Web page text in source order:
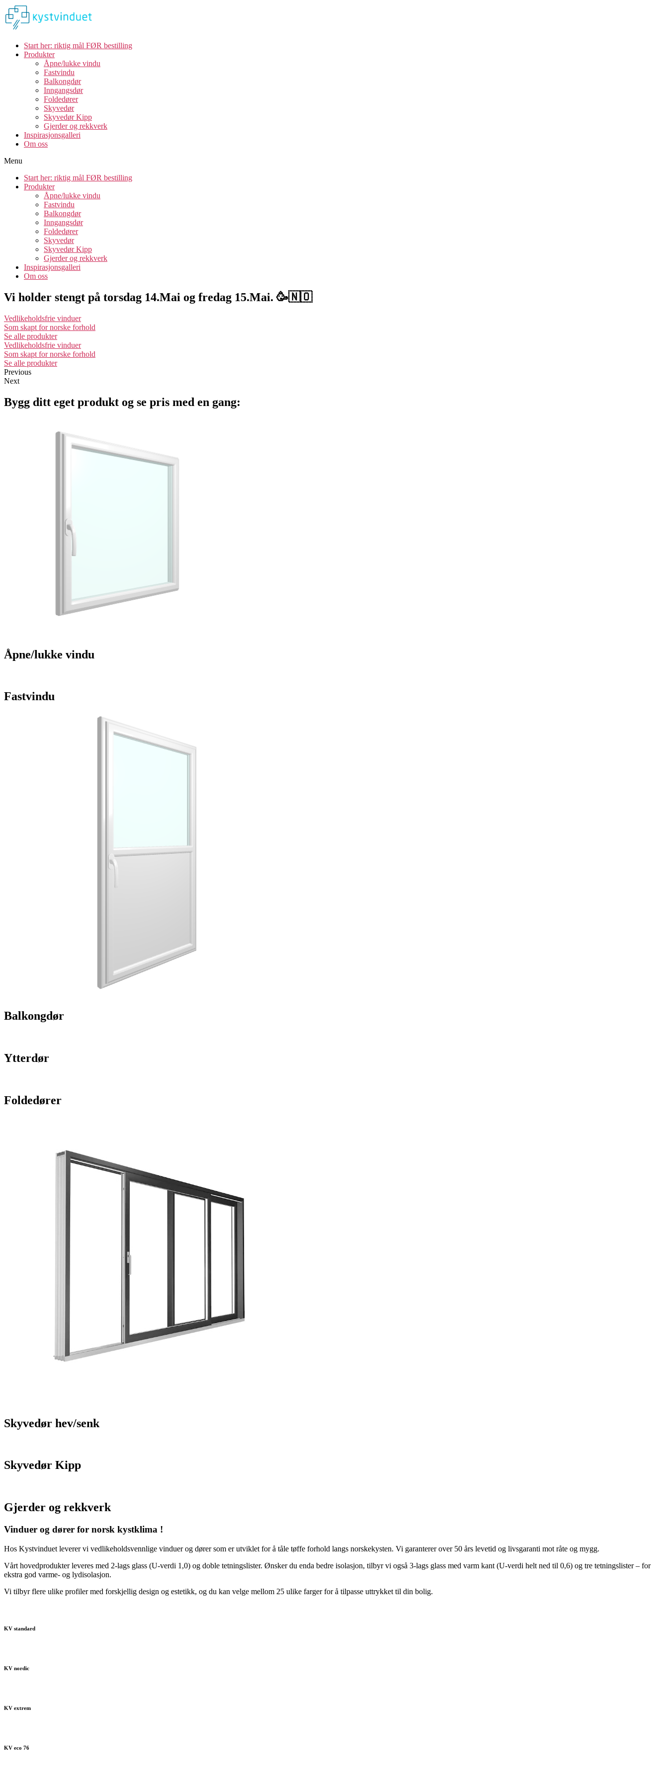
Start her: riktig mål FØR bestilling
Produkter
Åpne/lukke vindu
Fastvindu
Balkongdør
Inngangsdør
Foldedører
Skyvedør
Skyvedør Kipp
Gjerder og rekkverk
Inspirasjonsgalleri
Om oss
Menu
Start her: riktig mål FØR bestilling
Produkter
Åpne/lukke vindu
Fastvindu
Balkongdør
Inngangsdør
Foldedører
Skyvedør
Skyvedør Kipp
Gjerder og rekkverk
Inspirasjonsgalleri
Om oss
Vi holder stengt på torsdag 14.Mai og fredag 15.Mai. 🥳🇳🇴
Vedlikeholdsfrie vinduer
Som skapt for norske forhold
Se alle produkter
Vedlikeholdsfrie vinduer
Som skapt for norske forhold
Se alle produkter
Previous
Next
Bygg ditt eget produkt og se pris med en gang:
Åpne/lukke vindu
Fastvindu
Balkongdør
Ytterdør
Foldedører
Skyvedør hev/senk
Skyvedør Kipp
Gjerder og rekkverk
Vinduer og dører for norsk kystklima !
Hos Kystvinduet leverer vi vedlikeholdsvennlige vinduer og dører som er utviklet for å tåle tøffe forhold langs norskekysten. Vi garanterer over 50 års levetid og livsgaranti mot råte og mygg.
Vårt hovedprodukter leveres med 2-lags glass (U-verdi 1,0) og doble tetningslister. Ønsker du enda bedre isolasjon, tilbyr vi også 3-lags glass med varm kant (U-verdi helt ned til 0,6) og tre tetningslister – for
ekstra god varme- og lydisolasjon.
Vi tilbyr flere ulike profiler med forskjellig design og estetikk, og du kan velge mellom 25 ulike farger for å tilpasse uttrykket til din bolig.
KV standard
KV nordic
KV extrem
KV eco 76